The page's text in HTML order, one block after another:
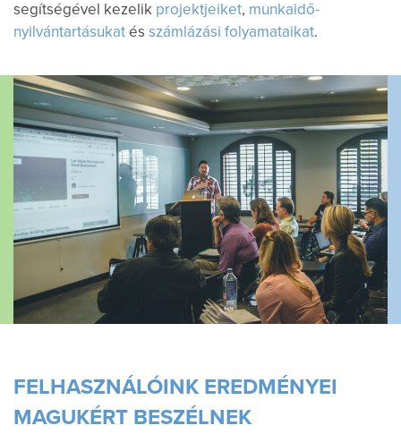
segítségével kezelik projektjeiket, munkaidő-
nyilvántartásukatés számlázási folyamataikat.
FELHASZNÁLÓINK ​​EREDMÉNYEI
MAGUKÉRT BESZÉLNEK